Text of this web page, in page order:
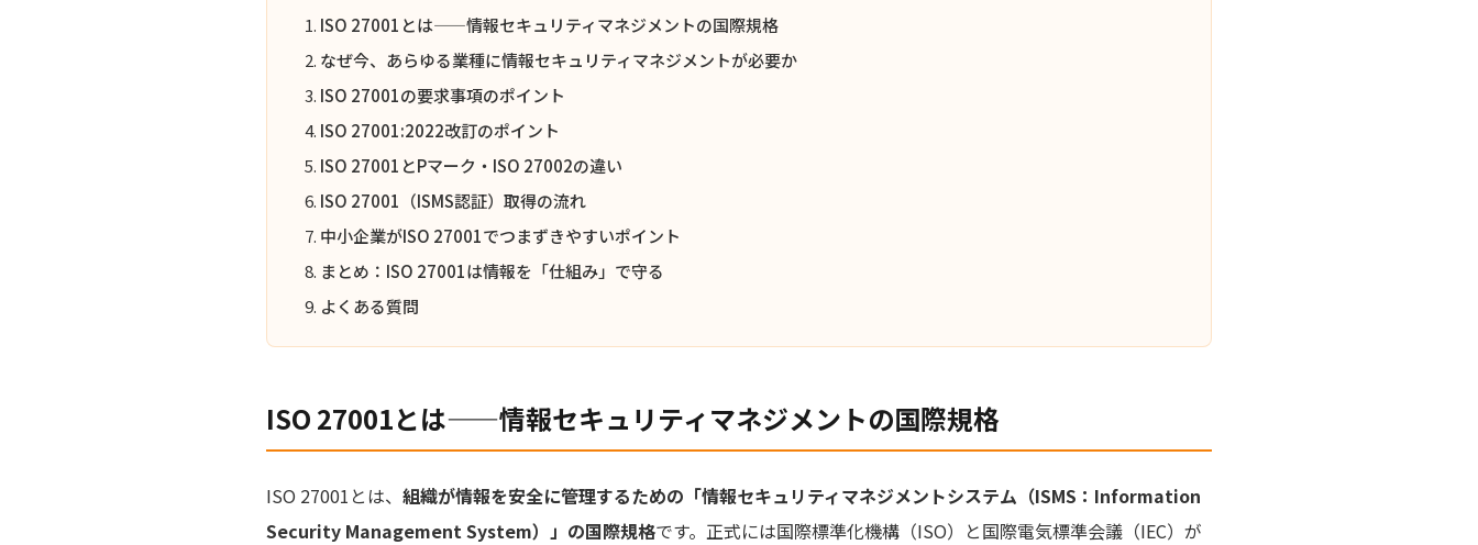
ISO 27001とは——情報セキュリティマネジメントの国際規格
なぜ今、あらゆる業種に情報セキュリティマネジメントが必要か
ISO 27001の要求事項のポイント
ISO 27001:2022改訂のポイント
ISO 27001とPマーク・ISO 27002の違い
ISO 27001（ISMS認証）取得の流れ
中小企業がISO 27001でつまずきやすいポイント
まとめ：ISO 27001は情報を「仕組み」で守る
よくある質問
ISO 27001とは——情報セキュリティマネジメントの国際規格
ISO 27001とは、 組織が情報を安全に管理するための「情報セキュリティマネジメントシステム（ISMS：Information
Security Management System）」の国際規格です。正式には国際標準化機構（ISO）と国際電気標準会議（IEC）が